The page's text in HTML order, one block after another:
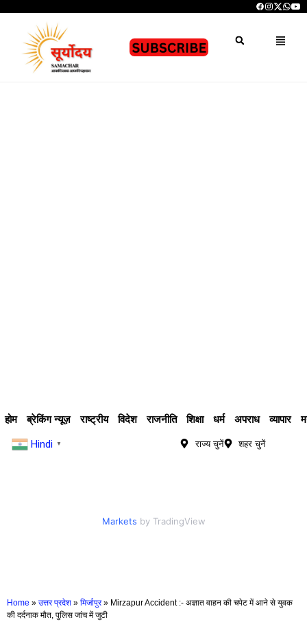
होम ब्रेकिंग न्यूज़ राष्ट्रीय विदेश राजनीति शिक्षा धर्म अपराध व्यापार
Hindi ▼ राज्य चुनें शहर चुनें
Markets by TradingView
Home » उत्तर प्रदेश » मिर्जापुर » Mirzapur Accident :- अज्ञात वाहन की चपेट में आने से युवक
की दर्दनाक मौत, पुलिस जांच में जुटी